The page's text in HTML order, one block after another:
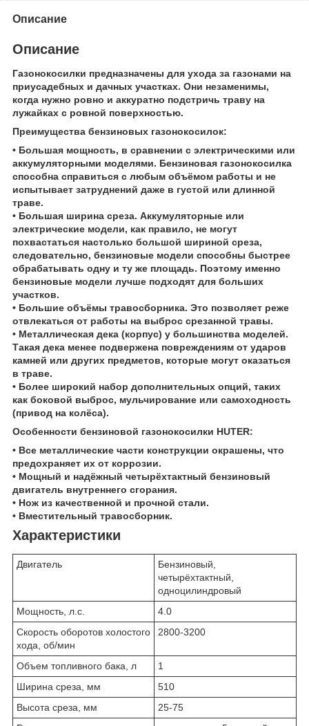
Описание
Описание
Газонокосилки предназначены для ухода за газонами на
приусадебных и дачных участках. Они незаменимы,
когда нужно ровно и аккуратно подстричь траву на
лужайках с ровной поверхностью.
Преимущества бензиновых газонокосилок:
• Большая мощность, в сравнении с электрическими или
аккумуляторными моделями. Бензиновая газонокосилка
способна справиться с любым объёмом работы и не
испытывает затруднений даже в густой или длинной
траве.
• Большая ширина среза. Аккумуляторные или
электрические модели, как правило, не могут
похвастаться настолько большой шириной среза,
следовательно, бензиновые модели способны быстрее
обрабатывать одну и ту же площадь. Поэтому именно
бензиновые модели лучше подходят для больших
участков.
• Большие объёмы травосборника. Это позволяет реже
отвлекаться от работы на выброс срезанной травы.
• Металлическая дека (корпус) у большинства моделей.
Такая дека менее подвержена повреждениям от ударов
камней или других предметов, которые могут оказаться
в траве.
• Более широкий набор дополнительных опций, таких
как боковой выброс, мульчирование или самоходность
(привод на колёса).
Особенности бензиновой газонокосилки HUTER:
• Все металлические части конструкции окрашены, что
предохраняет их от коррозии.
• Мощный и надёжный четырёхтактный бензиновый
двигатель внутреннего сгорания.
• Нож из качественной и прочной стали.
• Вместительный травосборник.
Характеристики
Двигатель
Бензиновый,
четырёхтактный,
одноцилиндровый
Мощность, л.с.
4.0
Скорость оборотов холостого
хода, об/мин
2800-3200
Объем топливного бака, л
1
Ширина среза, мм
510
Высота среза, мм
25-75